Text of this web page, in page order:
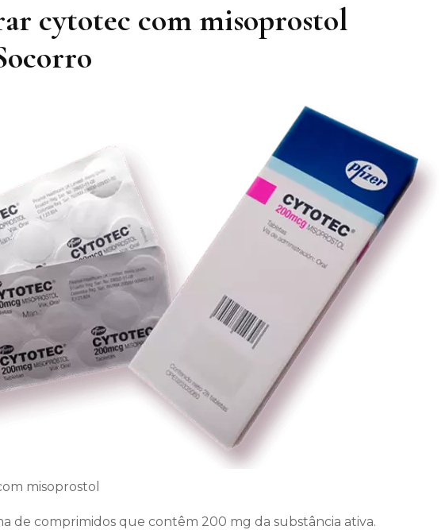
cytotec com misoprostol
misoprostol
de comprimidos que contêm 200 mg da substância ativa.